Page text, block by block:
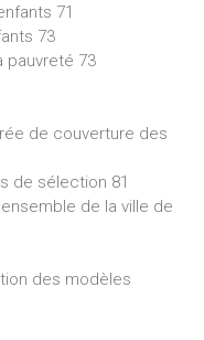
71
73
pauvreté 73
de couverture des
de sélection 81
de la ville de
des modèles